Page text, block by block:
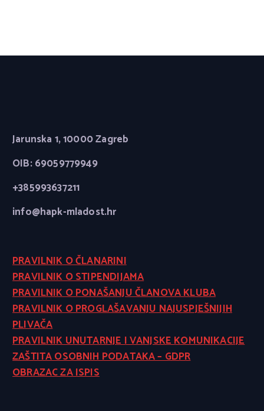
Jarunska 1, 10000 Zagreb
OIB: 69059779949
+385993637211
info@hapk-mladost.hr
PRAVILNIK O ČLANARINI
PRAVILNIK O STIPENDIJAMA
PRAVILNIK O PONAŠANJU ČLANOVA KLUBA
PRAVILNIK O PROGLAŠAVANJU NAJUSPJEŠNIJIH
PLIVAČA
PRAVILNIK UNUTARNJE I VANJSKE KOMUNIKACIJE
ZAŠTITA OSOBNIH PODATAKA – GDPR
OBRAZAC ZA ISPIS